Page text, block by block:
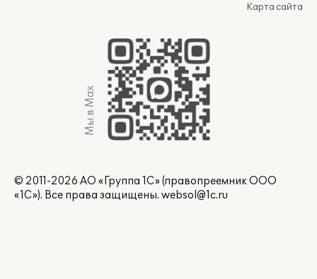
Карта сайта
Мы в Max
© 2011-2026 АО «Группа 1С» (правопреемник ООО
«1С»). Все права защищены. websol@1c.ru